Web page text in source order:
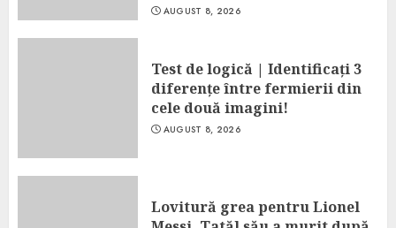
AUGUST 8, 2026
Test de logică | Identificați 3
diferențe între fermierii din
cele două imagini!
AUGUST 8, 2026
Lovitură grea pentru Lionel